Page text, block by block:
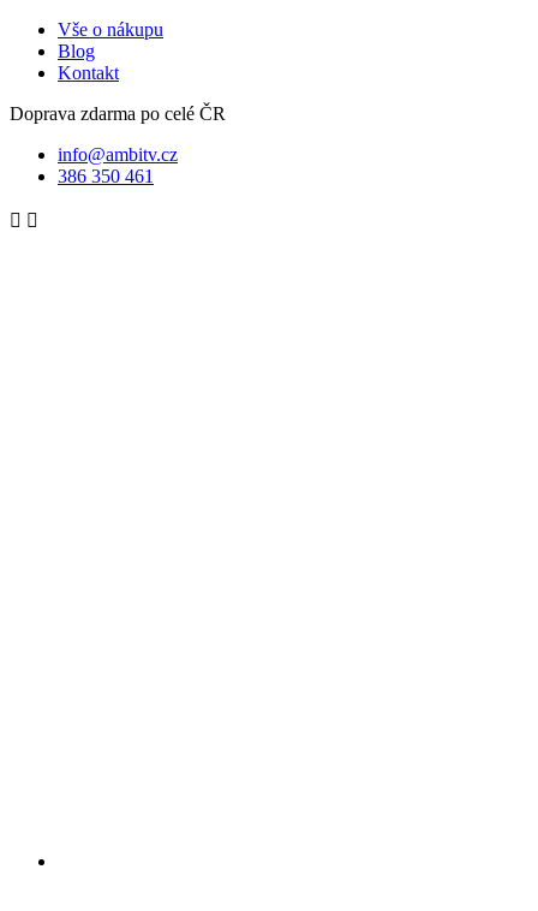
Vše o nákupu
Blog
Kontakt
Doprava zdarma po celé ČR
info@ambitv.cz
386 350 461
 